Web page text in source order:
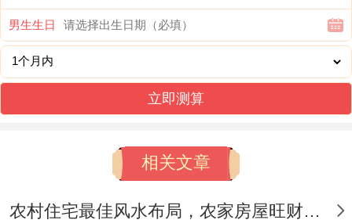
在选择婚期时，除了考虑新人的生辰命格
外、还需留意相冲相害的属相。
我有个朋友就遇到过 - 2025年1月27日成为
申日,与属虎者相冲、与属猪者相害。属相虎
朋友在2025年本就与蛇年是现实“巳申
害”（害太岁）、属猪朋友在2025年面临“巳
亥冲”“冲太岁”，不太适合选择这一天。
男生生日
立即测算
相关文章
农村住宅最佳风水布局，农家房屋旺财旺运风水指南